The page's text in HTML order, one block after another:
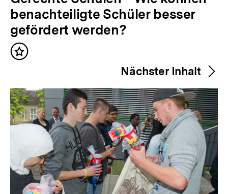
o
r
h
e
i
g
e
n
benachteiligte Schüler besser
gefördert werden?
Inhalt
Nächster Inhalt